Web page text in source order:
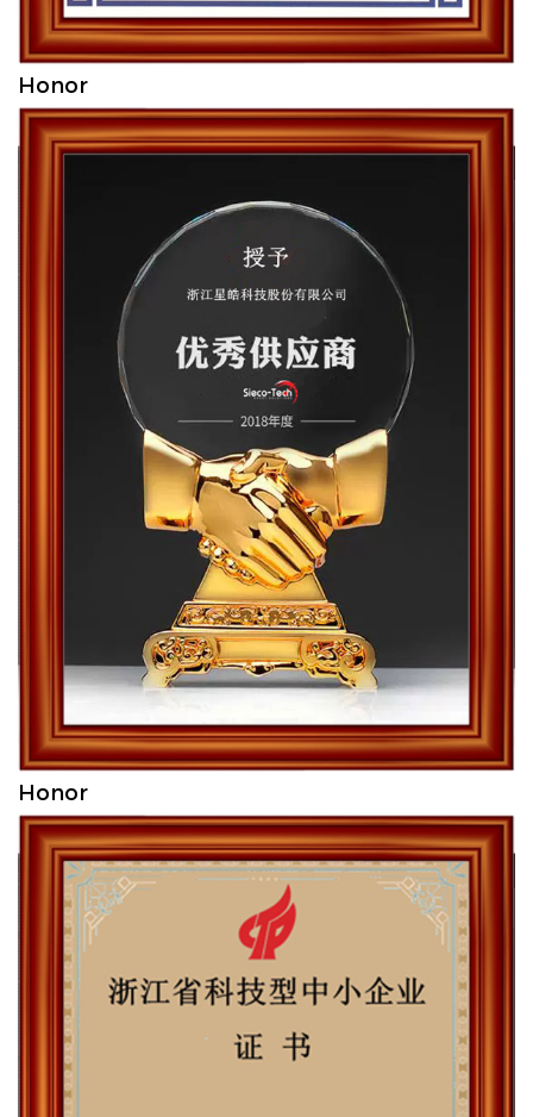
Honor
Honor